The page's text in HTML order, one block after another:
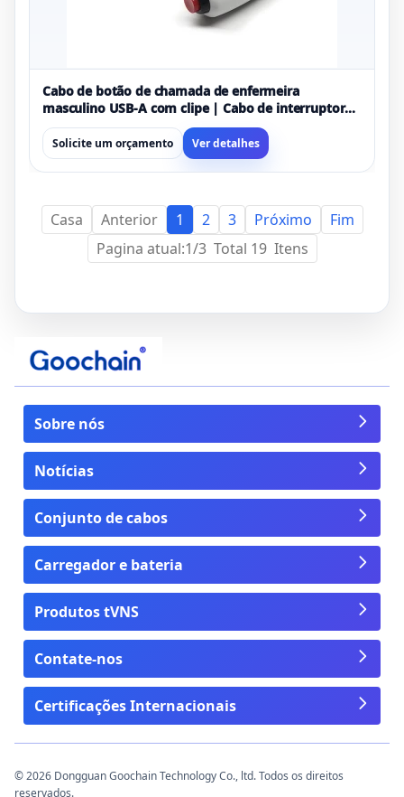
Cabo de botão de chamada de enfermeira
masculino USB-A com clipe | Cabo de interruptor
de botão de chamada de emergência para sistemas
médicos e de cuidados
Solicite um orçamento Ver detalhes
Casa Anterior 1 2 3 Próximo
Fim
Pagina atual:1/3 Total 19 Itens
Sobre nós
Notícias
Conjunto de cabos
Carregador e bateria
Produtos tVNS
Contate-nos
Certificações Internacionais
© 2026 Dongguan Goochain Technology Co., ltd. Todos os direitos
reservados.